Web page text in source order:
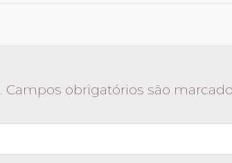
Campos obrigatórios são